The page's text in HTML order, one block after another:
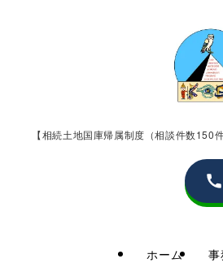
【相続土地国庫帰属制度（相談件数
ホーム